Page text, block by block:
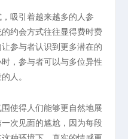
吸引着越来越多的人参
约会方式往往显得费时费
参与者认识到更多潜在的
，参与者可以与多位异性
人。
使得人们能够更自然地展
次见面的尴尬，因为每段